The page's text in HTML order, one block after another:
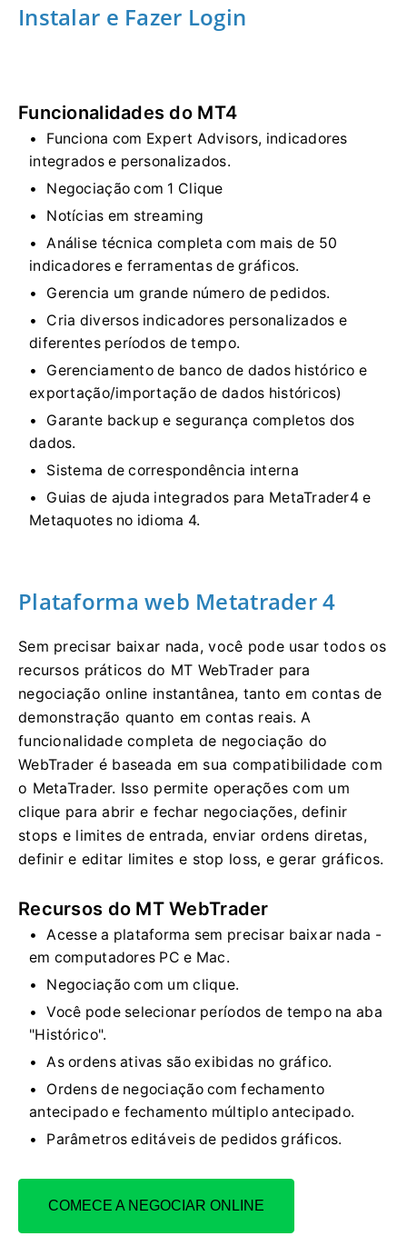
Instalar e Fazer Login
Funcionalidades do MT4
Funciona com Expert Advisors, indicadores
integrados e personalizados.
Negociação com 1 Clique
Notícias em streaming
Análise técnica completa com mais de 50
indicadores e ferramentas de gráficos.
Gerencia um grande número de pedidos.
Cria diversos indicadores personalizados e
diferentes períodos de tempo.
Gerenciamento de banco de dados histórico e
exportação/importação de dados históricos)
Garante backup e segurança completos dos
dados.
Sistema de correspondência interna
Guias de ajuda integrados para MetaTrader4 e
Metaquotes no idioma 4.
Plataforma web Metatrader 4
Sem precisar baixar nada, você pode usar todos os
recursos práticos do MT WebTrader para
negociação online instantânea, tanto em contas de
demonstração quanto em contas reais. A
funcionalidade completa de negociação do
WebTrader é baseada em sua compatibilidade com
o MetaTrader. Isso permite operações com um
clique para abrir e fechar negociações, definir
stops e limites de entrada, enviar ordens diretas,
definir e editar limites e stop loss, e gerar gráficos.
Recursos do MT WebTrader
Acesse a plataforma sem precisar baixar nada -
em computadores PC e Mac.
Negociação com um clique.
Você pode selecionar períodos de tempo na aba
"Histórico".
As ordens ativas são exibidas no gráfico.
Ordens de negociação com fechamento
antecipado e fechamento múltiplo antecipado.
Parâmetros editáveis ​​de pedidos gráficos.
COMECE A NEGOCIAR ONLINE